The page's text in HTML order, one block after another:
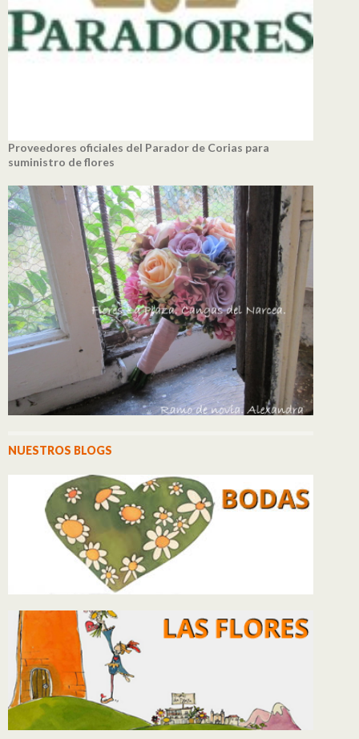
Proveedores oficiales del Parador de Corias para
suministro de flores
NUESTROS BLOGS